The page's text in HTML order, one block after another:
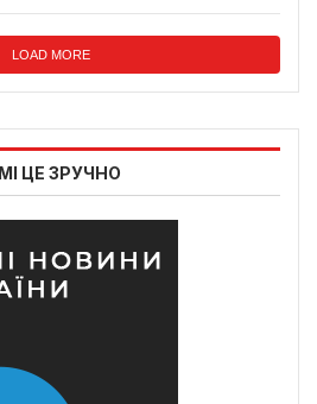
LOAD MORE
ЦЕ ЗРУЧНО